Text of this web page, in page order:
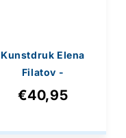
Kunstdruk Elena
Filatov -
Feldblumenparade
99x34cm
€40,95